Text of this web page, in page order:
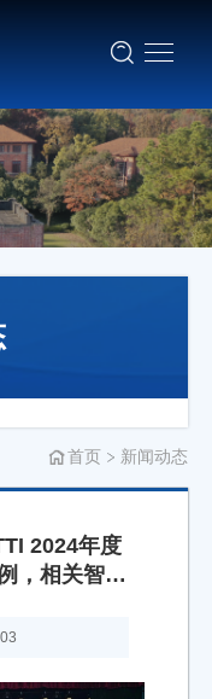
首页 新闻动态
2024年度
，相关智库